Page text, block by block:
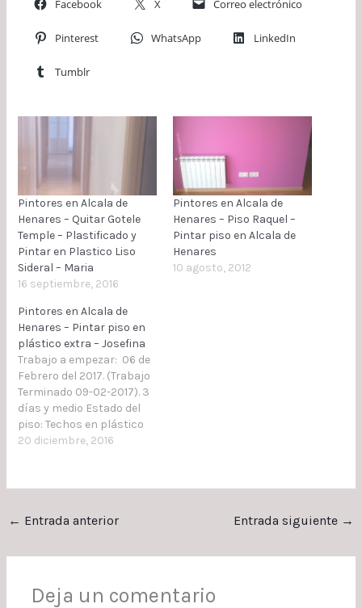
Facebook X Correo electrónico
Pinterest WhatsApp LinkedIn
Tumblr
Pintores en Alcala de
Henares – Quitar Gotele
Temple – Plastificado y
Pintar en Plastico Liso
Sideral – Maria
16 septiembre, 2016
Pintores en Alcala de
Henares – Piso Raquel –
Pintar piso en Alcala de
Henares
10 agosto, 2012
Pintores en Alcala de
Henares – Pintar piso en
plástico extra – Josefina
Trabajo a empezar: 06 de
Febrero del 2017. (Trabajo
Terminado 09-02-2017). 3
días y medio Estado del
piso: Techos en plástico
blanco y paredes en
en plástico extra blanco y
cambiando de colores.
2005-Y60R. Habitación
20 diciembre, 2016
← Entrada anterior Entrada siguiente →
Deja un comentario